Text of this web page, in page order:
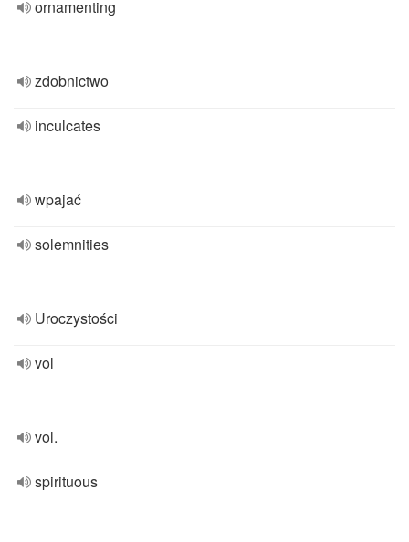
ornamenting
zdobnictwo
inculcates
wpajać
solemnities
Uroczystości
vol
vol.
spirituous